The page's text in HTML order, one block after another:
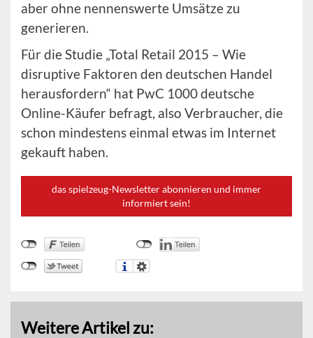
aber ohne nennenswerte Umsätze zu
generieren.
Für die Studie „Total Retail 2015 – Wie
disruptive Faktoren den deutschen Handel
herausfordern“ hat PwC 1000 deutsche
Online-Käufer befragt, also Verbraucher, die
schon mindestens einmal etwas im Internet
gekauft haben.
das spielzeug-Newsletter abonnieren und immer
informiert sein!
Weitere Artikel zu: